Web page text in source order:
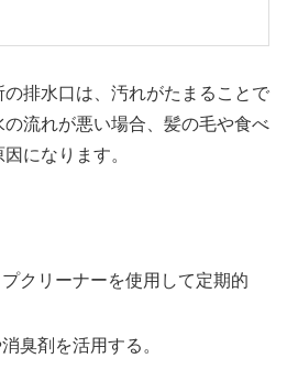
排水口は、汚れがたまることで
流れが悪い場合、髪の毛や食べ
になります。
クリーナーを使用して定期的
臭剤を活用する。